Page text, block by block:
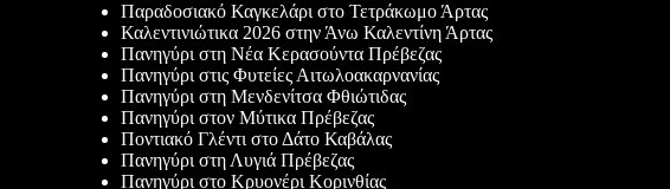
Παραδοσιακό Καγκελάρι στο Τετράκωμο Άρτας
Καλεντινιώτικα 2026 στην Άνω Καλεντίνη Άρτας
Πανηγύρι στη Νέα Κερασούντα Πρέβεζας
Πανηγύρι στις Φυτείες Αιτωλοακαρνανίας
Πανηγύρι στη Μενδενίτσα Φθιώτιδας
Πανηγύρι στον Μύτικα Πρέβεζας
Ποντιακό Γλέντι στο Δάτο Καβάλας
Πανηγύρι στη Λυγιά Πρέβεζας
Πανηγύρι στο Κρυονέρι Κορινθίας